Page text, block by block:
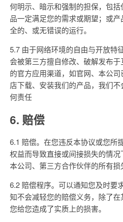
何明示、暗示和强制的担保，包
品一定满足您的需求或期望；或
全的、或无错误的运行。
5.7 由于网络环境的自由与开放特
会被第三方擅自修改、破解发布
的官方应用渠道，如官网、本公
店下载、安装我们的产品，我们
何责任
6. 赔偿
6.1 赔偿。在您违反本协议或您所
权益而导致直接或间接损失的情况
本公司、第三方合作伙伴的所有损
6.2 赔偿程序。可以通知您及时要
知不会减轻您的赔偿义务，除了
您给您造成了实质上的损害。